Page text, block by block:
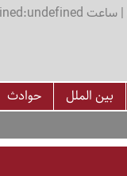
بین الملل حوادث